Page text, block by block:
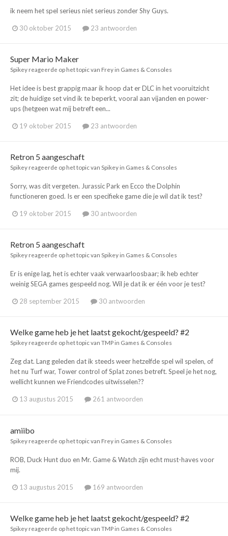
ik neem het spel serieus niet serieus zonder Shy Guys.
30 oktober 2015 23 antwoorden
Super Mario Maker
Spikey reageerde op het topic van Frey in Games & Consoles
Het idee is best grappig maar ik hoop dat er DLC in het vooruitzicht
zit; de huidige set vind ik te beperkt, vooral aan vijanden en power-
ups (hetgeen wat mij betreft een...
19 oktober 2015 23 antwoorden
Retron 5 aangeschaft
Spikey reageerde op het topic van Spikey in Games & Consoles
Sorry, was dit vergeten. Jurassic Park en Ecco the Dolphin
functioneren goed. Is er een specifieke game die je wil dat ik test?
19 oktober 2015 30 antwoorden
Retron 5 aangeschaft
Spikey reageerde op het topic van Spikey in Games & Consoles
Er is enige lag, het is echter vaak verwaarloosbaar; ik heb echter
weinig SEGA games gespeeld nog. Wil je dat ik er één voor je test?
28 september 2015 30 antwoorden
Welke game heb je het laatst gekocht/gespeeld? #2
Spikey reageerde op het topic van TMP in Games & Consoles
Zeg dat. Lang geleden dat ik steeds weer hetzelfde spel wil spelen, of
het nu Turf war, Tower control of Splat zones betreft. Speel je het nog,
wellicht kunnen we Friendcodes uitwisselen??
13 augustus 2015 261 antwoorden
amiibo
Spikey reageerde op het topic van Frey in Games & Consoles
ROB, Duck Hunt duo en Mr. Game & Watch zijn echt must-haves voor
mij.
13 augustus 2015 169 antwoorden
Welke game heb je het laatst gekocht/gespeeld? #2
Spikey reageerde op het topic van TMP in Games & Consoles